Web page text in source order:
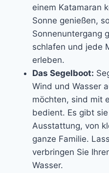
einem Katamaran
Sonne genießen,
Sonnenuntergang
schlafen und jede
erleben.
Das Segelboot:
Wind und Wasser
möchten, sind mit
bedient. Es gibt
Ausstattung, von
ganze Familie.
verbringen Sie
Wasser.